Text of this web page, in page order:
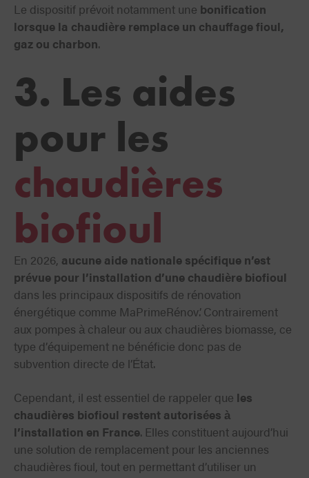
Le dispositif prévoit notamment une bonification
lorsque la chaudière remplace un chauffage fioul,
gaz ou charbon.
3. Les aides
pour les
chaudières
biofioul
En 2026, aucune aide nationale spécifique n’est
prévue pour l’installation d’une chaudière biofioul
dans les principaux dispositifs de rénovation
énergétique comme MaPrimeRénov’. Contrairement
aux pompes à chaleur ou aux chaudières biomasse, ce
type d’équipement ne bénéficie donc pas de
subvention directe de l’État.
Cependant, il est essentiel de rappeler que les
chaudières biofioul restent autorisées à
l’installation en France. Elles constituent aujourd’hui
une solution de remplacement pour les anciennes
chaudières fioul, tout en permettant d’utiliser un